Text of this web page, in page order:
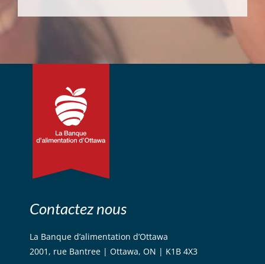
Contactez nous
La Banque d’alimentation d’Ottawa
2001, rue Bantree | Ottawa, ON | K1B 4X3